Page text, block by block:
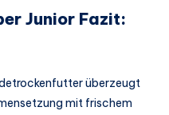
Junior Fazit:
überzeugt
mit frischem